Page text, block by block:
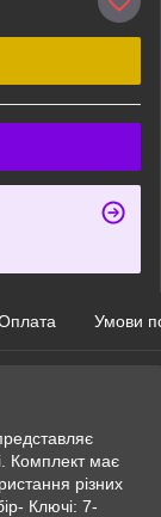
Умови
Комплект має
різних
Ключі: 7-